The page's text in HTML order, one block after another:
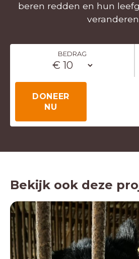
beren redden en hun
veranderen
BEDRAG
DONEER
NU
Bekijk ook deze